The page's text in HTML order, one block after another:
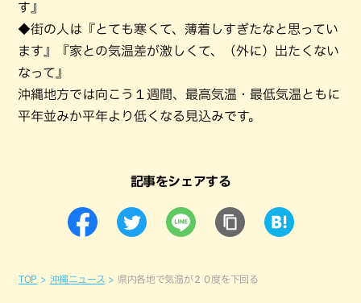
す』
◆街の人は『とても寒くて、薄着しすぎたなと思ってい
ます』『家との気温差が激しくて、（外に）出たくない
なって』
沖縄地方では向こう１週間、最高気温・最低気温ともに
平年並みか平年より低くなる見込みです。
記事をシェアする
TOP 沖縄ニュース 県内各地で気温が２０度を下回る